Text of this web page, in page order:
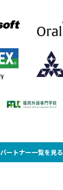
パートナー一覧を見る